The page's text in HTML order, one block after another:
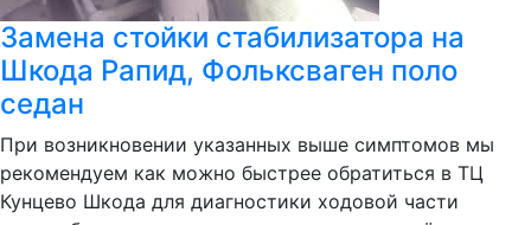
Замена стойки стабилизатора на
Шкода Рапид, Фольксваген поло
седан
При возникновении указанных выше симптомов мы
рекомендуем как можно быстрее обратиться в ТЦ
Кунцево Шкода для диагностики ходовой части